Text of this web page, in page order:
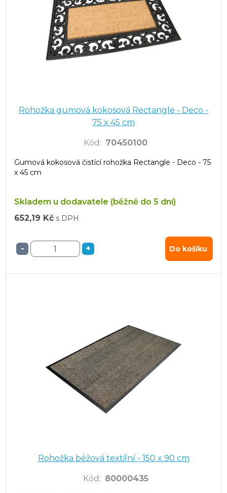
Rohožka gumová kokosová Rectangle - Deco -
75 x 45 cm
Kód : 70450100
Gumová kokosová čistící rohožka Rectangle - Deco - 75
x 45 cm
Skladem u dodavatele (běžně do 5 dní)
652,19 Kč s DPH
- + Do košíku
Rohožka béžová textilní - 150 x 90 cm
Kód : 80000435